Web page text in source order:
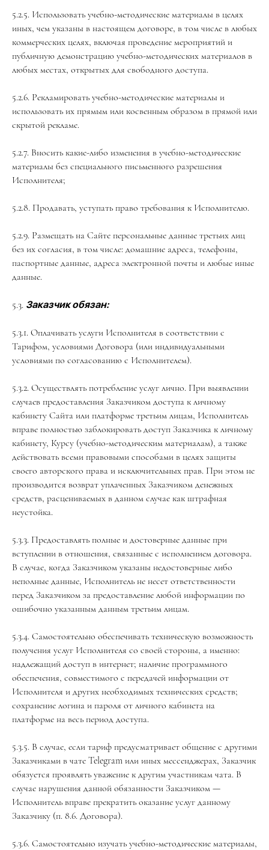
5.2.5. Использовать учебно-методические материалы в целях
иных, чем указаны в настоящем договоре, в том числе в любых
коммерческих целях, включая проведение мероприятий и
публичную демонстрацию учебно-методических материалов в
любых местах, открытых для свободного доступа.
5.2.6. Рекламировать учебно-методические материалы и
использовать их прямым или косвенным образом в прямой или
скрытой рекламе.
5.2.7. Вносить какие-либо изменения в учебно-методические
материалы без специального письменного разрешения
Исполнителя;
5.2.8. Продавать, уступать право требования к Исполнителю.
5.2.9. Размещать на Сайте персональные данные третьих лиц
без их согласия, в том числе: домашние адреса, телефоны,
паспортные данные, адреса электронной почты и любые иные
данные.
5.3. Заказчик обязан:
5.3.1. Оплачивать услуги Исполнителя в соответствии с
Тарифом, условиями Договора (или индивидуальными
условиями по согласованию с Исполнителем).
5.3.2. Осуществлять потребление услуг лично. При выявлении
случаев предоставления Заказчиком доступа к личному
кабинету Сайта или платформе третьим лицам, Исполнитель
вправе полностью заблокировать доступ Заказчика к личному
кабинету, Курсу (учебно-методическим материалам), а также
действовать всеми правовыми способами в целях защиты
своего авторского права и исключительных прав. При этом не
производится возврат уплаченных Заказчиком денежных
средств, расцениваемых в данном случае как штрафная
неустойка.
5.3.3. Предоставлять полные и достоверные данные при
вступлении в отношения, связанные с исполнением договора.
В случае, когда Заказчиком указаны недостоверные либо
неполные данные, Исполнитель не несет ответственности
перед Заказчиком за предоставление любой информации по
ошибочно указанным данным третьим лицам.
5.3.4. Самостоятельно обеспечивать техническую возможность
получения услуг Исполнителя со своей стороны, а именно:
надлежащий доступ в интернет; наличие программного
обеспечения, совместимого с передачей информации от
Исполнителя и других необходимых технических средств;
сохранение логина и пароля от личного кабинета на
платформе на весь период доступа.
5.3.5. В случае, если тариф предусматривает общение с другими
Заказчиками в чате Telegram или иных мессенджерах, Заказчик
обязуется проявлять уважение к другим участникам чата. В
случае нарушения данной обязанности Заказчиком —
Исполнитель вправе прекратить оказание услуг данному
Заказчику (п. 8.6. Договора).
5.3.6. Самостоятельно изучать учебно-методические материалы,